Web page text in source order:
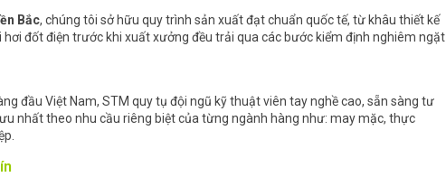
Bắc, chúng tôi sở hữu quy trình sản xuất đạt chuẩn quốc tế, từ khâu thiết kế
đốt điện trước khi xuất xưởng đều trải qua các bước kiểm định nghiêm ngặt
đầu Việt Nam, STM quy tụ đội ngũ kỹ thuật viên tay nghề cao, sẵn sàng tư
nhất theo nhu cầu riêng biệt của từng ngành hàng như: may mặc, thực